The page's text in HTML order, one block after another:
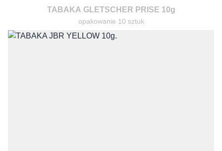
TABAKA GLETSCHER PRISE 10g
opakowanie 10 sztuk